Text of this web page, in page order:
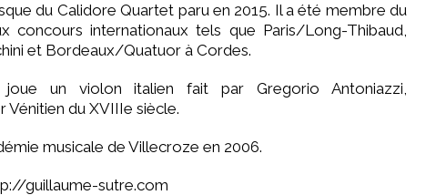
du Calidore Quartet paru en 2015. Il a été membre du
concours internationaux tels que Paris/Long-Thibaud,
et Bordeaux/Quatuor à Cordes.
joue un violon italien fait par Gregorio Antoniazzi,
Vénitien du XVIIIe siècle.
musicale de Villecroze en 2006.
guillaume-sutre.com